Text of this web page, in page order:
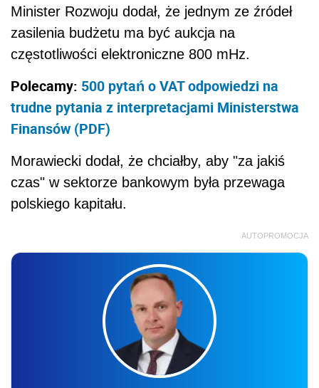
Minister Rozwoju dodał, że jednym ze źródeł
zasilenia budżetu ma być aukcja na
częstotliwości elektroniczne 800 mHz.
Polecamy: 500 pytań o VAT odpowiedzi na
trudne pytania z interpretacjami Ministerstwa
Finansów (PDF)
Morawiecki dodał, że chciałby, aby "za jakiś
czas" w sektorze bankowym była przewaga
polskiego kapitału.
AUTOPROMOCJA